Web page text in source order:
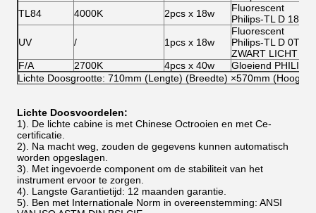
TL84
4000K 2pcs x 18w
Fluorescent
Philips-TL D 18W/
UV / 1pcs x 18w
Fluorescent
Philips-TL D 0T8/
ZWART LICHT
F/A
2700K 4pcs x 40w
Gloeiend PHILIPS
Lichte Doosgrootte: 710mm (Lengte) (Breedte) ×570mm
Lichte Doosvoordelen:
1). De lichte cabine is met Chinese Octrooien en met Ce-
certificatie.
2). Na macht weg, zouden de gegevens kunnen automatisch
worden opgeslagen.
3). Met ingevoerde component om de stabiliteit van het
instrument ervoor te zorgen.
4). Langste Garantietijd: 12 maanden garantie.
5). Ben met Internationale Norm in overeenstemming: ANSI